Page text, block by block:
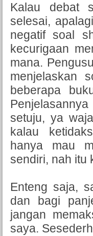
Kalau debat
selesai,
negatif soal
kecurigaan
mana.
menjelaskan
beberapa
setuju, ya
kalau
hanya mau
sendiri, nah itu
Enteng saja,
dan bagi
jangan
saya.